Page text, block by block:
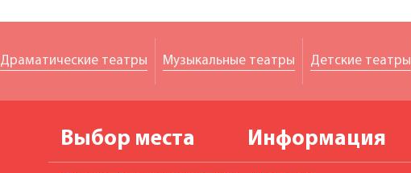
Драматические театры Музыкальные театры Детские театры
Выбор места Информация